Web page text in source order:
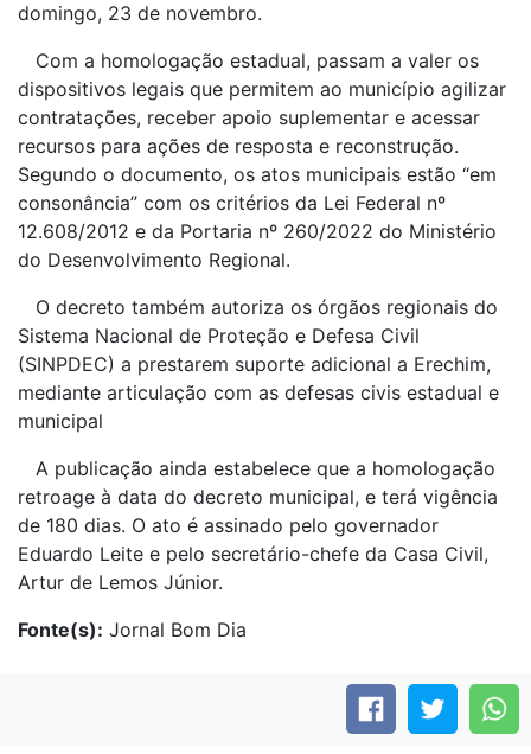
domingo, 23 de novembro.
Com a homologação estadual, passam a valer os
dispositivos legais que permitem ao município agilizar
contratações, receber apoio suplementar e acessar
recursos para ações de resposta e reconstrução.
Segundo o documento, os atos municipais estão “em
consonância” com os critérios da Lei Federal nº
12.608/2012 e da Portaria nº 260/2022 do Ministério
do Desenvolvimento Regional.
O decreto também autoriza os órgãos regionais do
Sistema Nacional de Proteção e Defesa Civil
(SINPDEC) a prestarem suporte adicional a Erechim,
mediante articulação com as defesas civis estadual e
municipal
A publicação ainda estabelece que a homologação
retroage à data do decreto municipal, e terá vigência
de 180 dias. O ato é assinado pelo governador
Eduardo Leite e pelo secretário-chefe da Casa Civil,
Artur de Lemos Júnior.
Fonte(s): Jornal Bom Dia